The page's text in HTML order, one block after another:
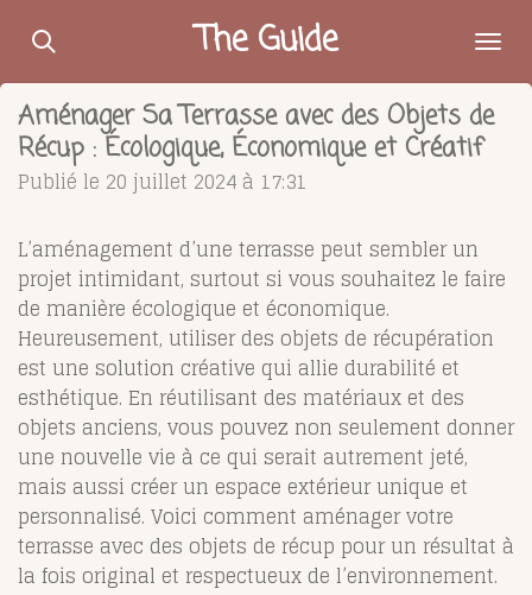
Passer
contenu
principal
The Guide
Aménager Sa Terrasse avec des Objets de
Récup : Écologique, Économique et Créatif
Publié le 20 juillet 2024 à 17:31
L’aménagement d’une terrasse peut sembler un
projet intimidant, surtout si vous souhaitez le faire
de manière écologique et économique.
Heureusement, utiliser des objets de récupération
est une solution créative qui allie durabilité et
esthétique. En réutilisant des matériaux et des
objets anciens, vous pouvez non seulement donner
une nouvelle vie à ce qui serait autrement jeté,
mais aussi créer un espace extérieur unique et
personnalisé. Voici comment aménager votre
terrasse avec des objets de récup pour un résultat à
la fois original et respectueux de l’environnement.